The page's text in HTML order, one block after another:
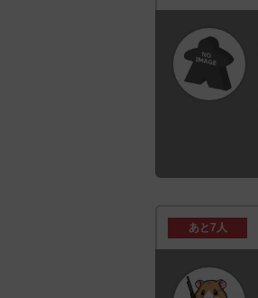
あと7人